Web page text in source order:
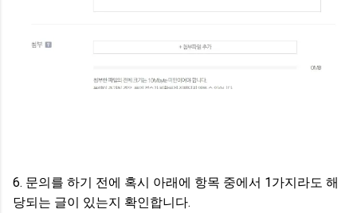
6. 문의를 하기 전에 혹시 아래에 항목 중에서 1가지라도 해
당되는 글이 있는지 확인합니다.